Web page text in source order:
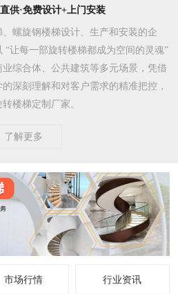
供·免费设计+上门安装
螺旋钢楼梯设计、生产和安装的企
“让每一部旋转楼梯都成为空间的灵魂”
综合体、公共建筑等多元场景，凭借
深刻理解和对客户需求的精准把控，
楼梯定制厂家。​
了解更多
市场行情 行业资讯